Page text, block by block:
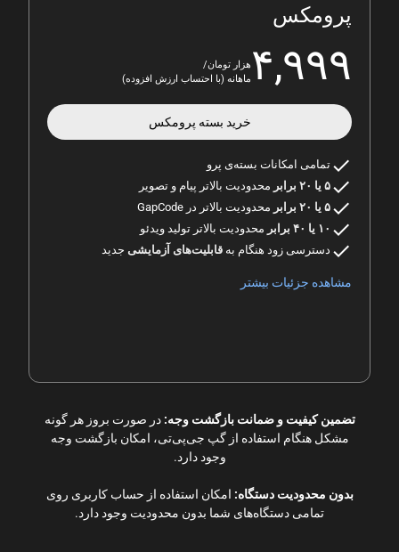
پرومکس
۴,۹۹۹ هزار تومان/
ماهانه (با احتساب ارزش افزوده)
خرید بسته پرومکس
check تمامی امکانات بسته‌ی پرو
check ۵ یا ۲۰ برابر محدودیت بالاتر پیام و تصویر
check ۵ یا ۲۰ برابر محدودیت بالاتر در GapCode
check ۱۰ یا ۴۰ برابر محدودیت بالاتر تولید ویدئو
check دسترسی زود هنگام به قابلیت‌های آزمایشی جدید
مشاهده جزئیات بیشتر
تضمین کیفیت و ضمانت بازگشت وجه:در صورت بروز هر گونه
مشکل هنگام استفاده از گپ جی‌پی‌تی، امکان بازگشت وجه
وجود دارد.
بدون محدودیت دستگاه: امکان استفاده از حساب کاربری روی
تمامی دستگاه‌های شما بدون محدودیت وجود دارد.